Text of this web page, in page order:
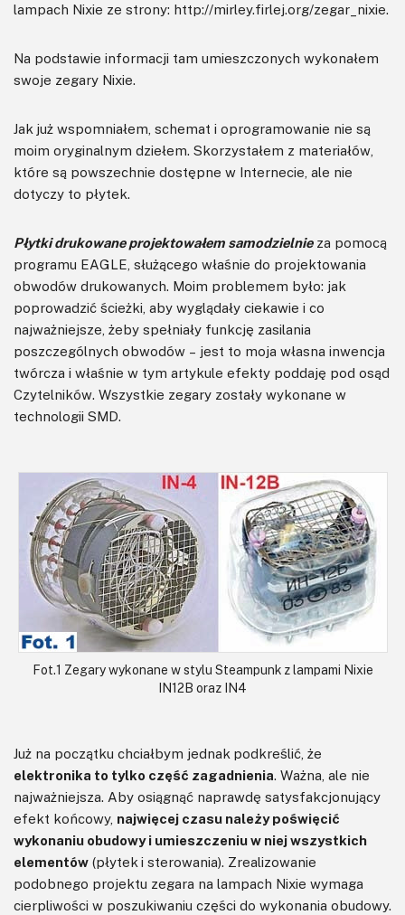
lampach Nixie ze strony: http://mirley.firlej.org/zegar_nixie.
Na podstawie informacji tam umieszczonych wykonałem
swoje zegary Nixie.
Jak już wspomniałem, schemat i oprogramowanie nie są
moim oryginalnym dziełem. Skorzystałem z materiałów,
które są powszechnie dostępne w Internecie, ale nie
dotyczy to płytek.
Płytki drukowane projektowałem samodzielnieza pomocą
programu EAGLE, służącego właśnie do projektowania
obwodów drukowanych. Moim problemem było: jak
poprowadzić ścieżki, aby wyglądały ciekawie i co
najważniejsze, żeby spełniały funkcję zasilania
poszczególnych obwodów – jest to moja własna inwencja
twórcza i właśnie w tym artykule efekty poddaję pod osąd
Czytelników. Wszystkie zegary zostały wykonane w
technologii SMD.
Fot.1 Zegary wykonane w stylu Steampunk z lampami Nixie
IN12B oraz IN4
Już na początku chciałbym jednak podkreślić, że
elektronika to tylko część zagadnienia. Ważna, ale nie
najważniejsza. Aby osiągnąć naprawdę satysfakcjonujący
efekt końcowy, najwięcej czasu należy poświęcić
wykonaniu obudowy i umieszczeniu w niej wszystkich
elementów (płytek i sterowania). Zrealizowanie
podobnego projektu zegara na lampach Nixie wymaga
cierpliwości w poszukiwaniu części do wykonania obudowy.